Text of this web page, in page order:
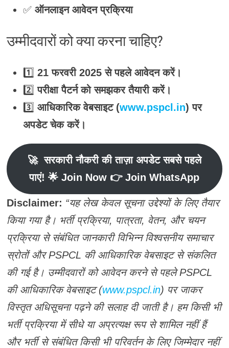
✅ ऑनलाइन आवेदन प्रक्रिया
उम्मीदवारों को क्या करना चाहिए?
1️⃣ 21 फरवरी 2025 से पहले आवेदन करें।
2️⃣परीक्षा पैटर्न को समझकर तैयारी करें।
3️⃣ आधिकारिक वेबसाइट (www.pspcl.in) पर
अपडेट चेक करें।
🚀सरकारी नौकरी की ताज़ा अपडेट सबसे पहले
पाएं! 🌟 Join Now 👉 Join WhatsApp
Disclaimer: “यह लेख केवल सूचना उद्देश्यों के लिए तैयार
किया गया है। भर्ती प्रक्रिया, पात्रता, वेतन, और चयन
प्रक्रिया से संबंधित जानकारी विभिन्न विश्वसनीय समाचार
स्रोतों और PSPCL की आधिकारिक वेबसाइट से संकलित
की गई है। उम्मीदवारों को आवेदन करने से पहले PSPCL
की आधिकारिक वेबसाइट (www.pspcl.in) पर जाकर
विस्तृत अधिसूचना पढ़ने की सलाह दी जाती है। हम किसी भी
भर्ती प्रक्रिया में सीधे या अप्रत्यक्ष रूप से शामिल नहीं हैं
और भर्ती से संबंधित किसी भी परिवर्तन के लिए जिम्मेदार नहीं